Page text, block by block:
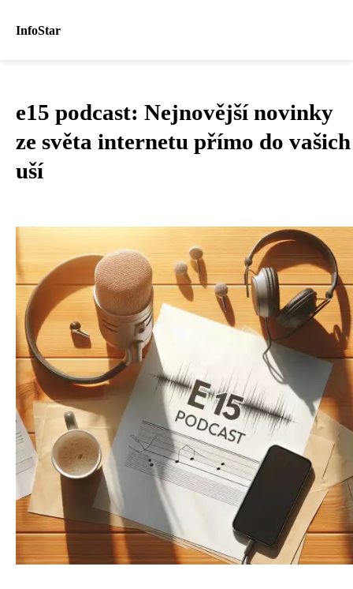
InfoStar
e15 podcast: Nejnovější novinky
ze světa internetu přímo do vašich
uší